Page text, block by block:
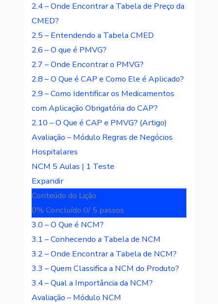
2.4 – Onde Encontrar a Tabela de Preço da
CMED?
2.5 – Entendendo a Tabela CMED
2.6 – O que é PMVG?
2.7 – Onde Encontrar o PMVG?
2.8 – O Que é CAP e Como Ele é Aplicado?
2.9 – Como Identificar os Medicamentos
com Aplicação Obrigatória do CAP?
2.10 – O Que é CAP e PMVG? (Artigo)
Avaliação – Módulo Regras de Negócios
Hospitalares
NCM 5 Aulas | 1 Teste
Expandir
Conteúdo do Lição
0% Concluído0/ 5 passos
3.0 – O Que é NCM?
3.1 – Conhecendo a Tabela de NCM
3.2 – Onde Encontrar a Tabela de NCM?
3.3 – Quem Classifica a NCM do Produto?
3.4 – Qual a Importância da NCM?
Avaliação – Módulo NCM